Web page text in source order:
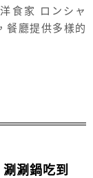
食家 ロンシャ
餐廳提供多樣的
位於「名古屋う
涮鍋吃到